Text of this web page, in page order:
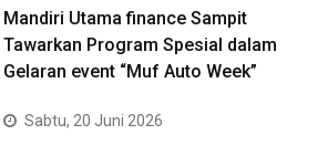
Mandiri Utama finance Sampit
Tawarkan Program Spesial dalam
Gelaran event “Muf Auto Week”
Sabtu, 20 Juni 2026